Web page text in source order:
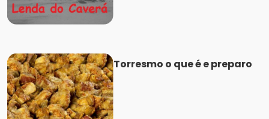
Torresmo o que é e preparo